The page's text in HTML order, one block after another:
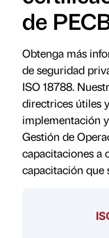
de
Obtenga más
de seguridad
ISO 18788.
directrices útiles
implementación
Gestión de
capacitaciones a
capacitación que